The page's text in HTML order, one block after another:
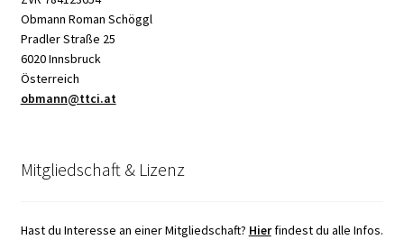
Obmann Roman Schöggl
Pradler Straße 25
6020 Innsbruck
Österreich
obmann@ttci.at
Mitgliedschaft & Lizenz
Hast du Interesse an einer Mitgliedschaft? Hierfindest du alle Infos.